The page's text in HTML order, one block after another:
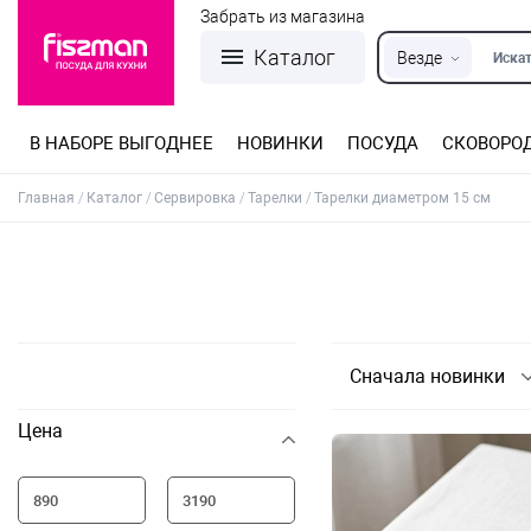
Каталог Везде
Забрать из магазина
В НАБОРЕ ВЫГОДНЕЕ НОВИНКИ ПОСУДА
Главная Каталог Сервировка Тарелки Тарелки диаметром 15 см
Цена
Сначала новинки